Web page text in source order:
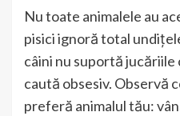
Nu toate animalele au
pisici ignoră total
câini nu suportă jucăriile
caută obsesiv. Observă
preferă animalul tău: